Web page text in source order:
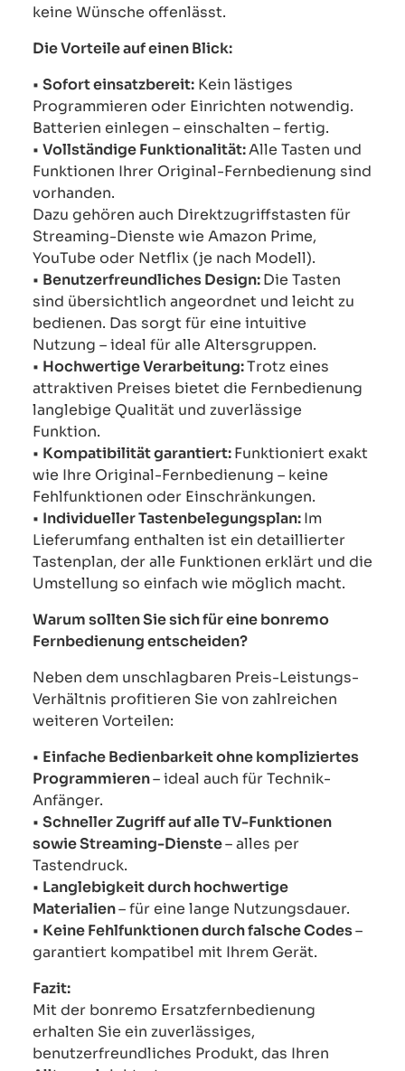
keine Wünsche offenlässt.
Die Vorteile auf einen Blick:
• Sofort einsatzbereit: Kein lästiges
Programmieren oder Einrichten notwendig.
Batterien einlegen – einschalten – fertig.
• Vollständige Funktionalität:Alle Tasten und
Funktionen Ihrer Original-Fernbedienung sind
vorhanden.
Dazu gehören auch Direktzugriffstasten für
Streaming-Dienste wie Amazon Prime,
YouTube oder Netflix (je nach Modell).
• Benutzerfreundliches Design:Die Tasten
sind übersichtlich angeordnet und leicht zu
bedienen. Das sorgt für eine intuitive
Nutzung – ideal für alle Altersgruppen.
• Hochwertige Verarbeitung:Trotz eines
attraktiven Preises bietet die Fernbedienung
langlebige Qualität und zuverlässige
Funktion.
• Kompatibilität garantiert:Funktioniert exakt
wie Ihre Original-Fernbedienung – keine
Fehlfunktionen oder Einschränkungen.
• Individueller Tastenbelegungsplan:Im
Lieferumfang enthalten ist ein detaillierter
Tastenplan, der alle Funktionen erklärt und die
Umstellung so einfach wie möglich macht.
Warum sollten Sie sich für eine bonremo
Fernbedienung entscheiden?
Neben dem unschlagbaren Preis-Leistungs-
Verhältnis profitieren Sie von zahlreichen
weiteren Vorteilen:
• Einfache Bedienbarkeit ohne kompliziertes
Programmieren– ideal auch für Technik-
Anfänger.
• Schneller Zugriff auf alle TV-Funktionen
sowie Streaming-Dienste– alles per
Tastendruck.
• Langlebigkeit durch hochwertige
Materialien– für eine lange Nutzungsdauer.
• Keine Fehlfunktionen durch falsche Codes–
garantiert kompatibel mit Ihrem Gerät.
Fazit:
Mit der bonremo Ersatzfernbedienung
erhalten Sie ein zuverlässiges,
benutzerfreundliches Produkt, das Ihren